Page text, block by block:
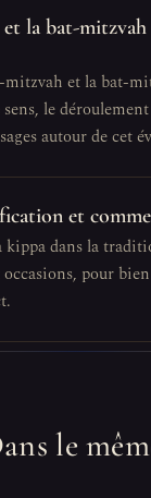
la bat-mitzvah
mitzvah et la bat-
le
autour de cet
et
dans la
pour
le